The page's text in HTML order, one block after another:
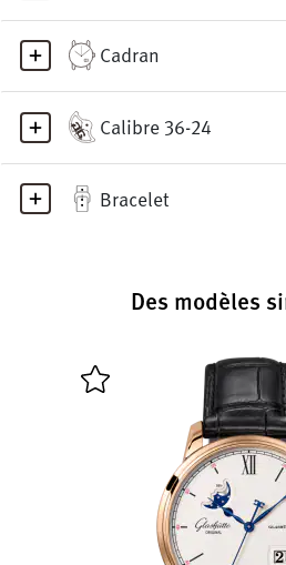
Cadran
Calibre 36-24
Bracelet
Des modèles